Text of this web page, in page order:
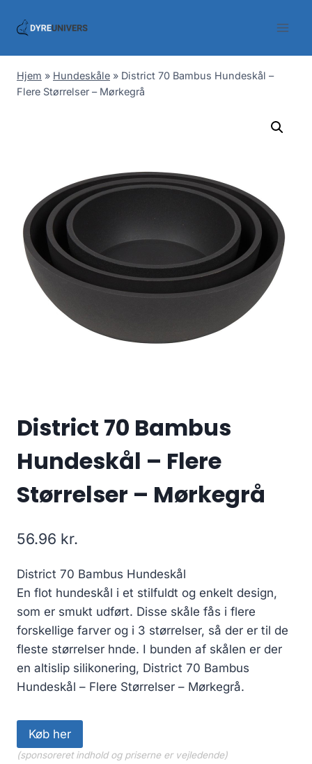
Hjem » Hundeskåle » District 70 Bambus Hundeskål –
Flere Størrelser – Mørkegrå
District 70 Bambus
Hundeskål – Flere
Størrelser – Mørkegrå
56.96 kr.
District 70 Bambus Hundeskål
En flot hundeskål i et stilfuldt og enkelt design,
som er smukt udført. Disse skåle fås i flere
forskellige farver og i 3 størrelser, så der er til de
fleste størrelser hnde. I bunden af skålen er der
en altislip silikonering, District 70 Bambus
Hundeskål – Flere Størrelser – Mørkegrå.
Køb her
(sponsoreret indhold og priserne er vejledende)